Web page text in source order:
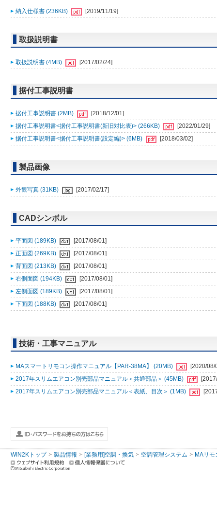
納入仕様書 (236KB) [2019/11/19]
取扱説明書
取扱説明書 (4MB) [2017/02/24]
据付工事説明書
据付工事説明書 (2MB)
[2018/12/01]
据付工事説明書<据付工事説明書(新旧対比表)> (266KB)
[2022/01/29]
据付工事説明書<据付工事説明書(設定編)> (6MB)
[2018/03/02]
製品画像
外観写真 (31KB) [2017/02/17]
CADシンボル
平面図 (189KB)
[2017/08/01]
正面図 (269KB)
[2017/08/01]
背面図 (213KB)
[2017/08/01]
右側面図 (194KB)
[2017/08/01]
左側面図 (189KB)
[2017/08/01]
下面図 (188KB)
[2017/08/01]
技術・工事マニュアル
MAスマートリモコン操作マニュアル【PAR-38MA】 (20MB)
[2020/08/
2017年スリムエアコン別売部品マニュアル＜共通部品＞ (45MB)
2017年スリムエアコン別売部品マニュアル＜表紙、目次＞ (1MB)
WIN2Kトップ 製品情報 [業務用]空調・換気 空調管理システム MAリモ